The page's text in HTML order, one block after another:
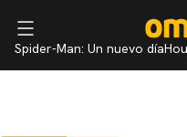
Spider-Man: Un nuevo día